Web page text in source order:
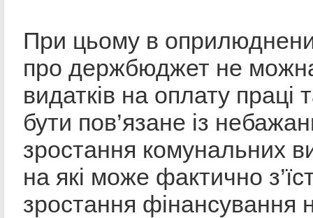
При цьому в
про держбюджет не
видатків на оплату праці
бути пов’язане із
зростання комунальних
на які може фактично
зростання фінансування